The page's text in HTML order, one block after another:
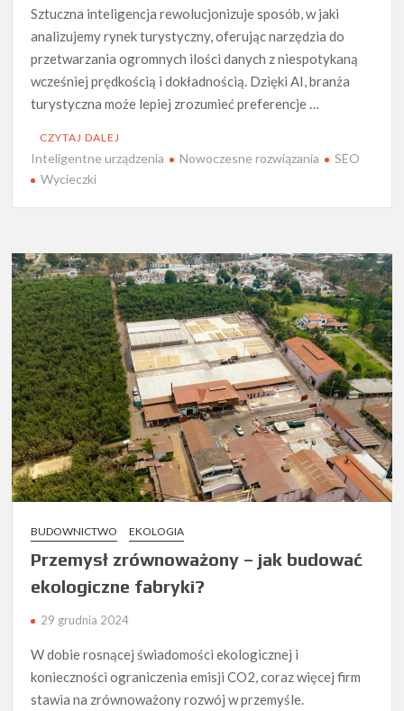
Sztuczna inteligencja rewolucjonizuje sposób, w jaki
analizujemy rynek turystyczny, oferując narzędzia do
przetwarzania ogromnych ilości danych z niespotykaną
wcześniej prędkością i dokładnością. Dzięki AI, branża
turystyczna może lepiej zrozumieć preferencje …
CZYTAJ DALEJ
Inteligentne urządzenia Nowoczesne rozwiązania
SEO
Wycieczki
BUDOWNICTWO EKOLOGIA
Przemysł zrównoważony – jak budować
ekologiczne fabryki?
29 grudnia 2024
W dobie rosnącej świadomości ekologicznej i
konieczności ograniczenia emisji CO2, coraz więcej firm
stawia na zrównoważony rozwój w przemyśle.